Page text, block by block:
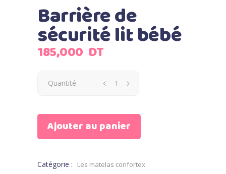
Barrière de
sécurité lit bébé
185,000 DT
Quantité
Ajouter au panier
Catégorie : Les matelas confortex